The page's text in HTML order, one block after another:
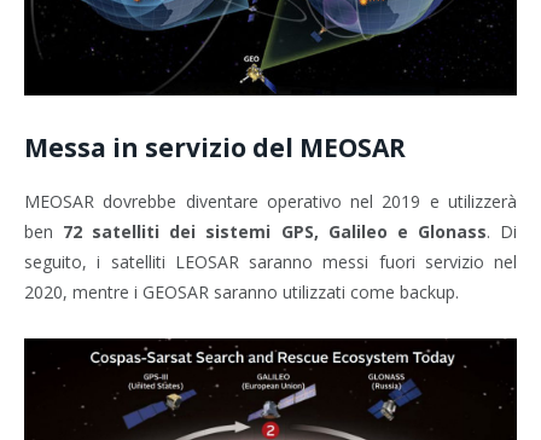
Messa in servizio del MEOSAR
MEOSAR dovrebbe diventare operativo nel 2019 e utilizzerà
ben 72 satelliti dei sistemi GPS, Galileo e Glonass. Di
seguito, i satelliti LEOSAR saranno messi fuori servizio nel
2020, mentre i GEOSAR saranno utilizzati come backup.